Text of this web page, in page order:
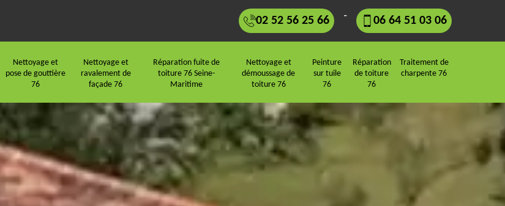
02 52 56 25 66 - 06 64 51 03 06
Nettoyage et
pose de gouttière
76
Nettoyage et
ravalement de
façade 76
Réparation fuite de
toiture 76 Seine-
Maritime
Nettoyage et
démoussage de
toiture 76
Peinture
sur tuile
76
Réparation
de toiture
76
Traitement de
charpente 76